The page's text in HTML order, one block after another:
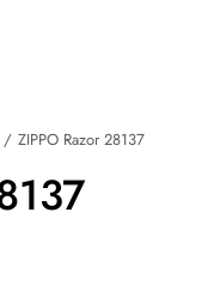
ZIPPO Razor 28137